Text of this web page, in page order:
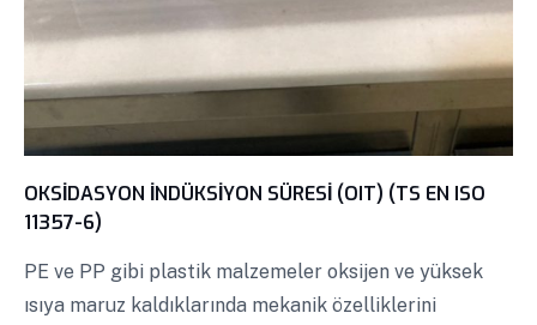
OKSİDASYON İNDÜKSİYON SÜRESİ (OIT) (TS EN ISO
11357-6)
PE ve PP gibi plastik malzemeler oksijen ve yüksek
ısıya maruz kaldıklarında mekanik özelliklerini